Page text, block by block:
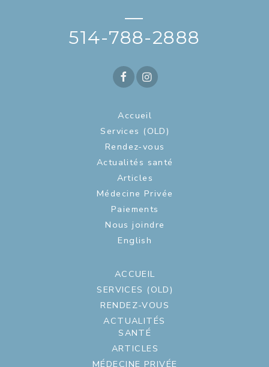
—
514-788-2888
Accueil
Services (OLD)
Rendez-vous
Actualités santé
Articles
Médecine Privée
Paiements
Nous joindre
English
ACCUEIL
SERVICES (OLD)
RENDEZ-VOUS
ACTUALITÉS
SANTÉ
ARTICLES
MÉDECINE PRIVÉE